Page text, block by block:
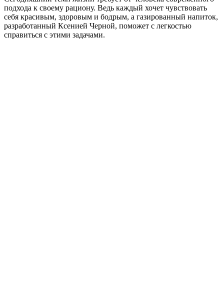
подхода к своему рациону. Ведь каждый хочет чувствовать
себя красивым, здоровым и бодрым, а газированный напиток,
разработанный Ксенией Черной, поможет с легкостью
справиться с этими задачами.